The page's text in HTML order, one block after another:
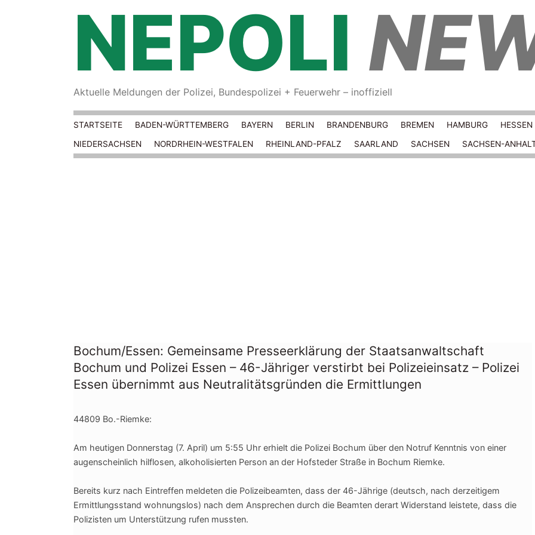
NEPOLI
Aktuelle Meldungen der Polizei, Bundespolizei + Feuerwehr – inoffiziell
Springe zum Inhalt
STARTSEITE BADEN-WÜRTTEMBERG BAYERN BERLIN BRANDENBURG BREMEN HAMBURG HESSEN
NIEDERSACHSEN
NORDRHEIN-WESTFALEN RHEINLAND-PFALZ SAARLAND SACHSEN SACHSEN-
Bochum/Essen: Gemeinsame Presseerklärung der Staatsanwaltschaft
Bochum und Polizei Essen – 46-Jähriger verstirbt bei Polizeieinsatz – Polizei
Essen übernimmt aus Neutralitätsgründen die Ermittlungen
44809 Bo.-Riemke:
Am heutigen Donnerstag (7. April) um 5:55 Uhr erhielt die Polizei Bochum über den Notruf Kenntnis von einer
augenscheinlich hilflosen, alkoholisierten Person an der Hofsteder Straße in Bochum Riemke.
Bereits kurz nach Eintreffen meldeten die Polizeibeamten, dass der 46-Jährige (deutsch, nach derzeitigem
Ermittlungsstand wohnungslos) nach dem Ansprechen durch die Beamten derart Widerstand leistete, dass die
Polizisten um Unterstützung rufen mussten.